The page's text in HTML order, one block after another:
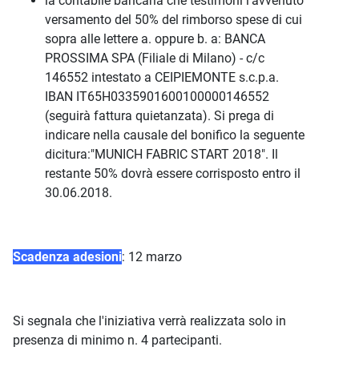
versamento del 50% del rimborso spese di cui
sopra alle lettere a. oppure b. a: BANCA
PROSSIMA SPA (Filiale di Milano) - c/c
146552 intestato a CEIPIEMONTE s.c.p.a.
IBAN IT65H0335901600100000146552
(seguirà fattura quietanzata). Si prega di
indicare nella causale del bonifico la seguente
dicitura:"MUNICH FABRIC START 2018". Il
restante 50% dovrà essere corrisposto entro il
30.06.2018.
Scadenza adesioni: 12 marzo
Si segnala che l'iniziativa verrà realizzata solo in
presenza di minimo n. 4 partecipanti.